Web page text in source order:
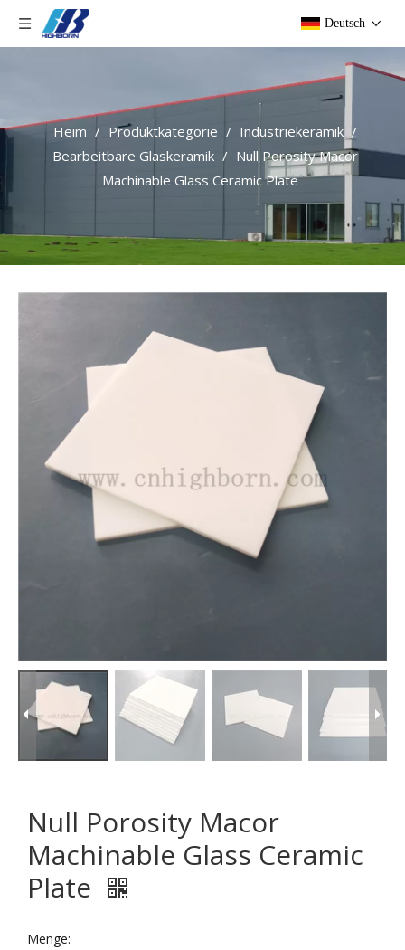
Deutsch
Heim / Produktkategorie / Industriekeramik /
Bearbeitbare Glaskeramik / Null Porosity Macor
Machinable Glass Ceramic Plate
Null Porosity Macor
Machinable Glass Ceramic
Plate
Menge: